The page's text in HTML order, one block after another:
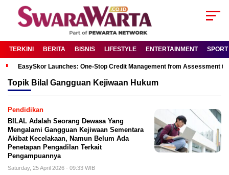
TERKINI BERITA BISNIS LIFESTYLE ENTERTAINMENT SPORT
EasySkor Launches: One-Stop Credit Management from Assessment
Topik Bilal Gangguan Kejiwaan Hukum
Pendidikan
BILAL Adalah Seorang Dewasa Yang
Mengalami Gangguan Kejiwaan Sementara
Akibat Kecelakaan, Namun Belum Ada
Penetapan Pengadilan Terkait
Pengampuannya
Saturday, 25 April 2026 - 09:33 WIB